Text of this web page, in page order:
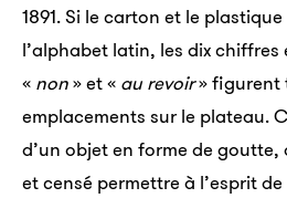
1891. Si le carton et le
l’alphabet latin, les dix chiffres
« non» et « au revoir» figurent
emplacements sur le plateau.
d’un objet en forme de
et censé permettre à l’esprit de